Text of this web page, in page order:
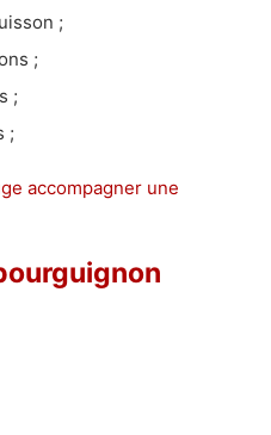
;
;
;
;
accompagner une